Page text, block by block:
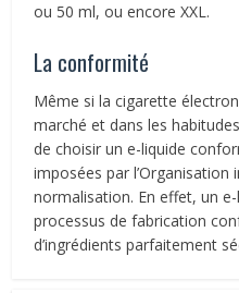
ou 50 ml, ou encore XXL.
La conformité
Même si la cigarette
marché et dans les
de choisir un e-liquide
imposées par l’Organisation
normalisation. En effet, un
processus de fabrication
d’ingrédients parfaitement